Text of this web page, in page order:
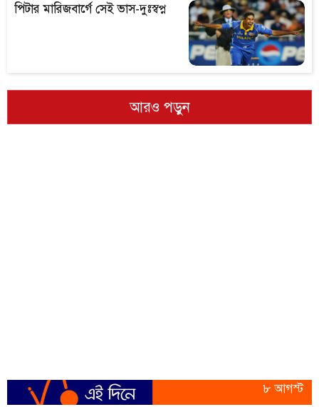
পিটার মারিজবার্গে সেই ভাস-দুঃস্বপ্ন
আরও পড়ুন
৮ আগস্ট